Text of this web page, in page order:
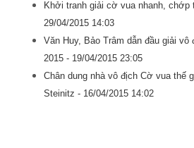
Khởi tranh giải cờ vua nhanh, chớp
29/04/2015 14:03
Văn Huy, Bảo Trâm dẫn đầu giải
2015 - 19/04/2015 23:05
Chân dung nhà vô địch Cờ vua thế
Steinitz - 16/04/2015 14:02